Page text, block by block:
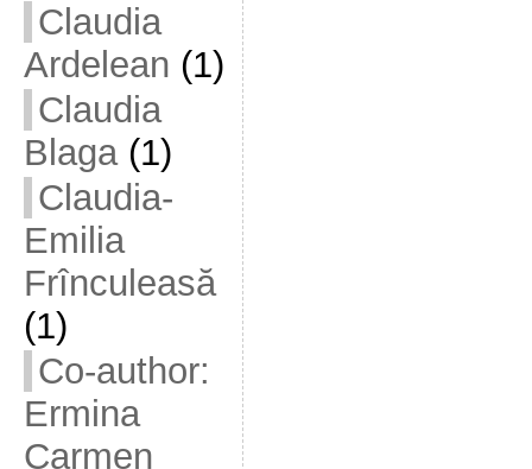
Claudia
Ardelean (1)
Claudia
Blaga(1)
Claudia-
Emilia
Frînculeasă
(1)
Co-author:
Ermina
Carmen